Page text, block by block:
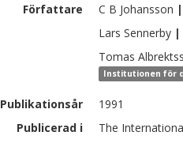
Författare C B Johansson |
Lars Sennerby |
Tomas
Institutionen för
Publikationsår
1991
Publicerad i
The